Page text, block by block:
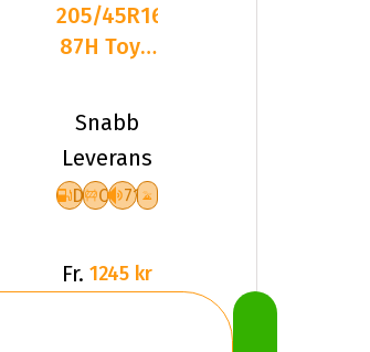
205/45R16
87H Toyo
S954
Friktion
Snabb
Leverans
D C 71
Fr. 1245 kr